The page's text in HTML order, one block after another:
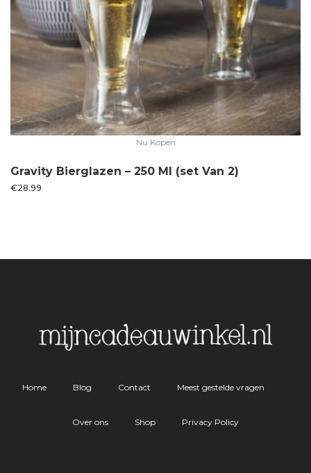
Nu Kopen
Gravity Bierglazen – 250 Ml (set Van 2)
€28.99
Home Blog Contact Meest gestelde vragen
Over ons Shop Privacy Policy